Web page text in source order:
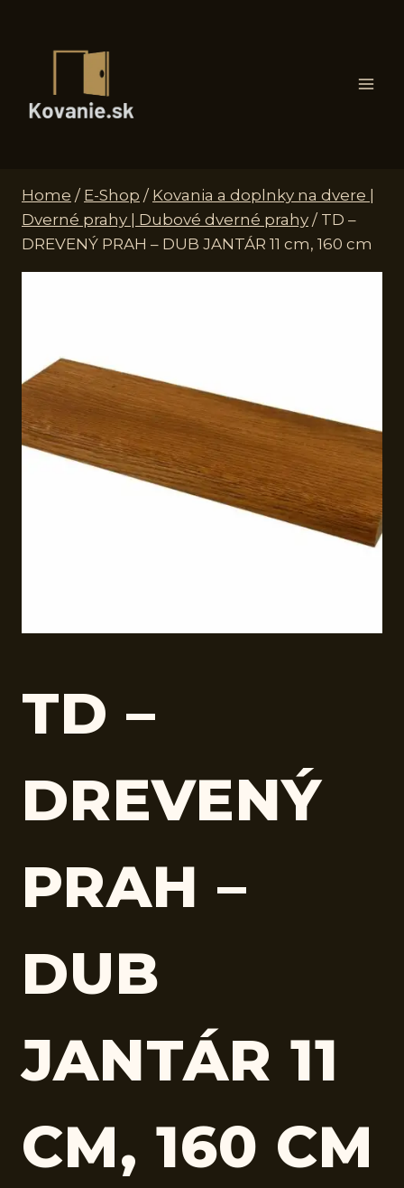
Home / E-Shop / Kovania a doplnky na dvere |
Dverné prahy | Dubové dverné prahy / TD –
DREVENÝ PRAH – DUB JANTÁR 11 cm, 160 cm
TD –
DREVENÝ
PRAH –
DUB
JANTÁR 11
CM, 160 CM